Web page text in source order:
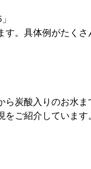
。具体例がたく
炭酸入りのお水ま
ご紹介していま